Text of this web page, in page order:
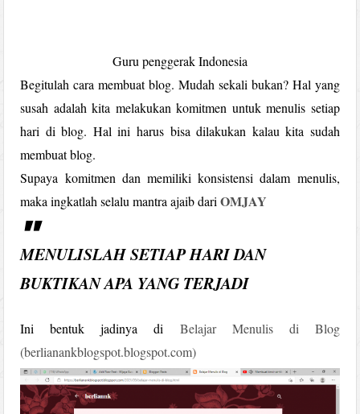
Guru penggerak Indonesia
Begitulah cara membuat blog. Mudah sekali bukan? Hal yang
susah adalah kita melakukan komitmen untuk menulis setiap
hari di blog. Hal ini harus bisa dilakukan kalau kita sudah
membuat blog.
Supaya komitmen dan memiliki konsistensi dalam menulis,
maka ingkatlah selalu mantra ajaib dariOMJAY
MENULISLAH SETIAP HARI DAN
BUKTIKAN APA YANG TERJADI
Ini bentuk jadinya di Belajar Menulis di Blog
(berlianankblogspot.blogspot.com)